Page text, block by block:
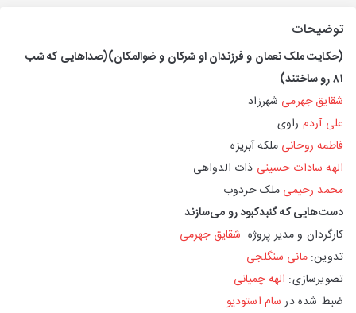
توضیحات
(حکایت ملک نعمان و فرزندان او شرکان و ضوالمکان)(صداهایی که شب
۸۱ رو ساختند)
شقایق جهرمی شهرزاد
علی آردم راوی
فاطمه روحانی ملکه آبریزه
الهه سادات حسینی ذات الدواهی
محمد رحیمی ملک حردوب
دست‌هایی که گنبدکبود رو می‌سازند
کارگردان و مدیر پروژه: شقایق جهرمی
تدوین: مانی سنگلجی
تصویرسازی: الهه چمیانی
ضبط شده درسام استودیو